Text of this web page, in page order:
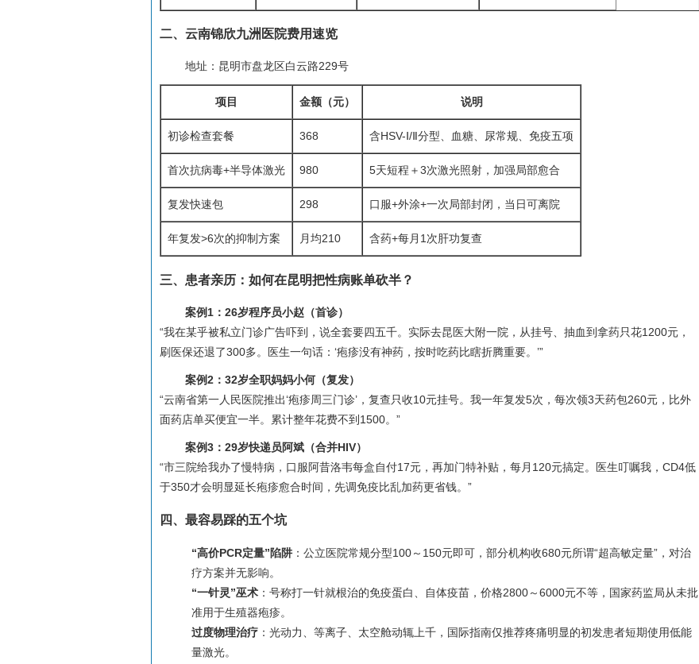
二、云南锦欣九洲医院费用速览
地址：昆明市盘龙区白云路229号
项目 金额（元） 说明
初诊检查套餐 368 含HSV-Ⅰ/Ⅱ分型、血糖、尿常规、免疫五项
首次抗病毒+半导体激光 980 5天短程＋3次激光照射，加强局部愈合
复发快速包 298 口服+外涂+一次局部封闭，当日可离院
年复发>6次的抑制方案 月均210 含药+每月1次肝功复查
三、患者亲历：如何在昆明把性病账单砍半？
案例1：26岁程序员小赵（首诊）
“我在某乎被私立门诊广告吓到，说全套要四五千。实际去昆医大附一院，从挂号、抽血到拿药只花1200元，
刷医保还退了300多。医生一句话：‘疱疹没有神药，按时吃药比瞎折腾重要。’”
案例2：32岁全职妈妈小何（复发）
“云南省第一人民医院推出‘疱疹周三门诊’，复查只收10元挂号。我一年复发5次，每次领3天药包260元，比外
面药店单买便宜一半。累计整年花费不到1500。”
案例3：29岁快递员阿斌（合并HIV）
“市三院给我办了慢特病，口服阿昔洛韦每盒自付17元，再加门特补贴，每月120元搞定。医生叮嘱我，CD4低
于350才会明显延长疱疹愈合时间，先调免疫比乱加药更省钱。”
四、最容易踩的五个坑
“高价PCR定量”陷阱 ：公立医院常规分型100～150元即可，部分机构收680元所谓“超高敏定量”，对治
疗方案并无影响。
“一针灵”巫术 ：号称打一针就根治的免疫蛋白、自体疫苗，价格2800～6000元不等，国家药监局从未批
准用于生殖器疱疹。
过度物理治疗 ：光动力、等离子、太空舱动辄上千，国际指南仅推荐疼痛明显的初发患者短期使用低能
量激光。